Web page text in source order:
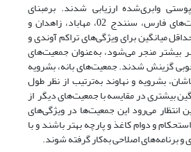
وابری‌شده ارزیابی شدند. بر‌مبنای
ویژگی‌های آوندی، جمعیت‌های فارس، سنندج 02، مهاباد، زاهدان و
میانگین برای ویژگی‌های تراکم آوندی و
بیشتر منجر می‌شود، به‌عنوان جمعیت‌های
گزینش شدند. جمعیت‌های بانه، بشرویه
بشرویه و نهاوند به‌ترتیب از نظر طول
بیشتری در مقایسه با جمعیت‌های دیگر از
انتظار می‌رود این جمعیت‌ها در ویژگی‌های
و دوام کاغذ و پارچه بهتر باشند و با
برنامه‌های اصلاحی به‌کار گرفته شوند.